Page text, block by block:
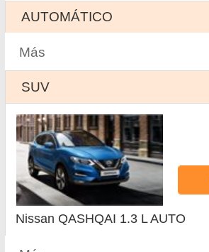
AUTOMÁTICO
Más
SUV
Nissan QASHQAI 1.3 L AUTO